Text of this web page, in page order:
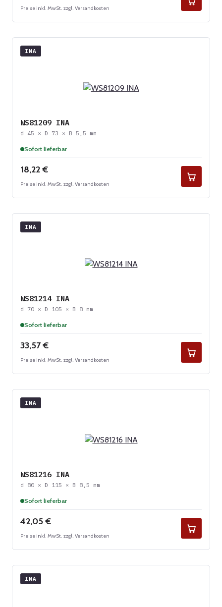
Preise inkl. MwSt. zzgl. Versandkosten
INA
WS81209 INA
d 45 × D 73 × B 5,5 mm
Sofort lieferbar
Regulärer Preis:
18,22 €
Preise inkl. MwSt. zzgl. Versandkosten
INA
WS81214 INA
d 70 × D 105 × B 8 mm
Sofort lieferbar
Regulärer Preis:
33,57 €
Preise inkl. MwSt. zzgl. Versandkosten
INA
WS81216 INA
d 80 × D 115 × B 8,5 mm
Sofort lieferbar
Regulärer Preis:
42,05 €
Preise inkl. MwSt. zzgl. Versandkosten
INA